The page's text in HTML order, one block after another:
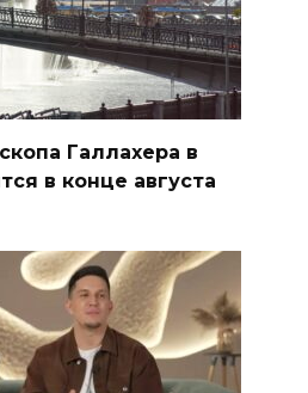
Галлахера в
в конце августа